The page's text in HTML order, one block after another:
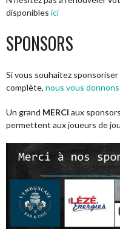
disponibles ici
SPONSORS
Si vous souhaitez
complète, nous vous
Un grand MERCI aux
permettent aux joueurs de